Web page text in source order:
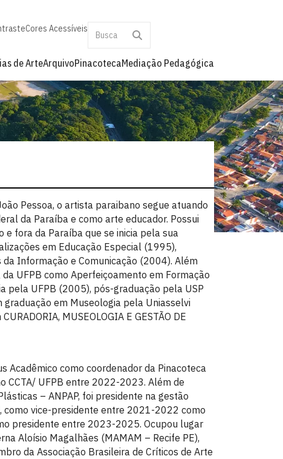
Cores Acessíveis
de ArteArquivoPinacotecaMediação Pedagógica
Pessoa, o artista paraibano segue atuando
da Paraíba e como arte educador. Possui
fora da Paraíba que se inicia pela sua
em Educação Especial (1995),
Informação e Comunicação (2004). Além
UFPB como Aperfeiçoamento em Formação
pela UFPB (2005), pós-graduação pela USP
em Museologia pela Uniasselvi
MUSEOLOGIA E GESTÃO DE
Acadêmico como coordenador da Pinacoteca
CCTA/ UFPB entre 2022-2023. Além de
– ANPAP, foi presidente na gestão
vice-presidente entre 2021-2022 como
presidente entre 2023-2025. Ocupou lugar
Aloísio Magalhães (MAMAM – Recife PE),
da Associação Brasileira de Críticos de Arte